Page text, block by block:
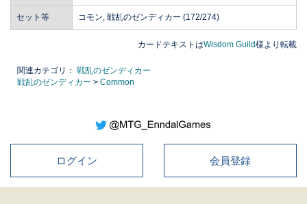
セット等 コモン, 戦乱のゼンディカー (172/274)
カードテキストはWisdom Guild様より転載
関連カテゴリ： 戦乱のゼンディカー
戦乱のゼンディカー > Common
ログイン 会員登録